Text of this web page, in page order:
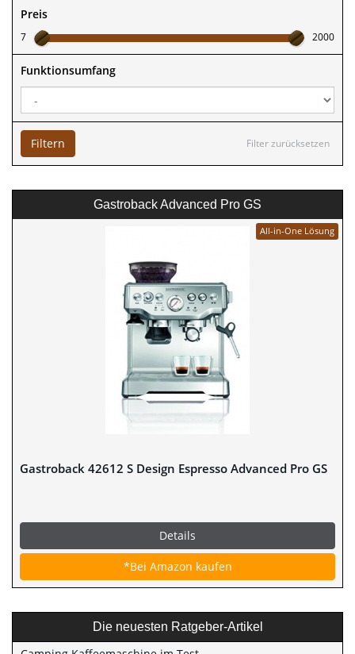
Preis
7 2000
Funktionsumfang
Filter zurücksetzen
Filtern
Gastroback Advanced Pro GS
All-in-One Lösung
Gastroback 42612 S Design Espresso Advanced Pro GS
Details
*Bei Amazon kaufen
Die neuesten Ratgeber-Artikel